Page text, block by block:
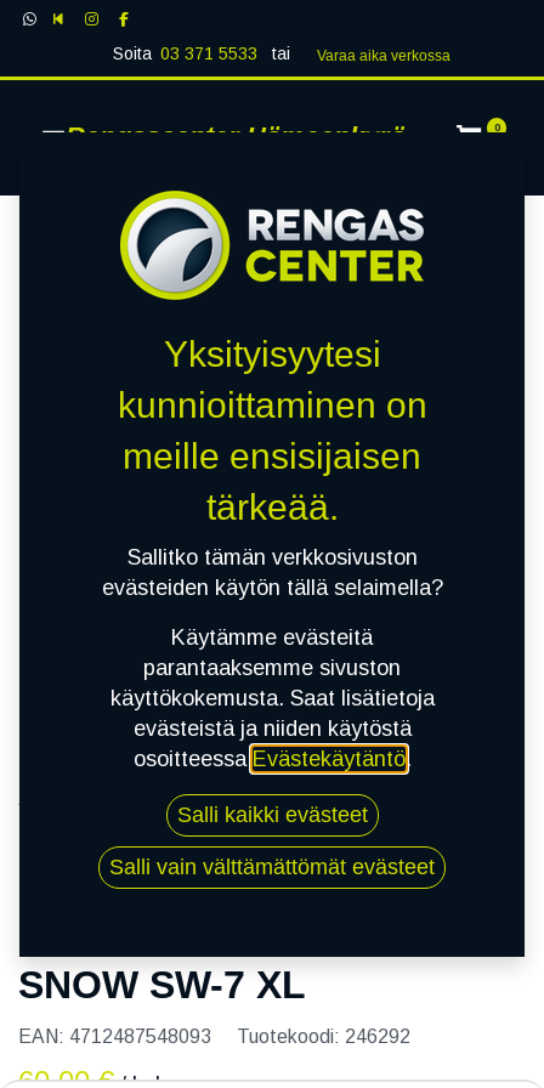
Soita 03 371 5533 tai Varaa aika verk​​​​ossa
Rengascenter Hämeenkyrö 0
165/70R13 83T NANKANG SNOW SW-7 XL
SNOW SW-7 XL
EAN: 4712487548093 Tuotekoodi: 246292
60,00€
Yksityisyytesi
kunnioittaminen on
meille ensisijaisen
tärkeää.
Sallitko tämän verkkosivuston
evästeiden käytön tällä selaimella?
Käytämme evästeitä
parantaaksemme sivuston
käyttökokemusta. Saat lisätietoja
evästeistä ja niiden käytöstä
osoitteessa Evästekäytäntö.
Salli kaikki evästeet
Salli vain välttämättömät evästeet